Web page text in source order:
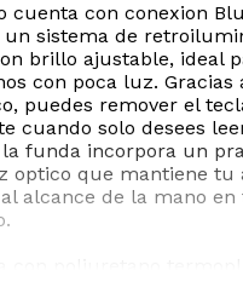
cuenta con conexion
un sistema de
brillo ajustable, ideal
con poca luz. Gracias
puedes remover el
cuando solo desees
la funda incorpora un
optico que mantiene tu
alcance de la mano en